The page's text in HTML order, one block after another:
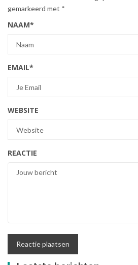
gemarkeerd met *
NAAM*
EMAIL*
WEBSITE
REACTIE